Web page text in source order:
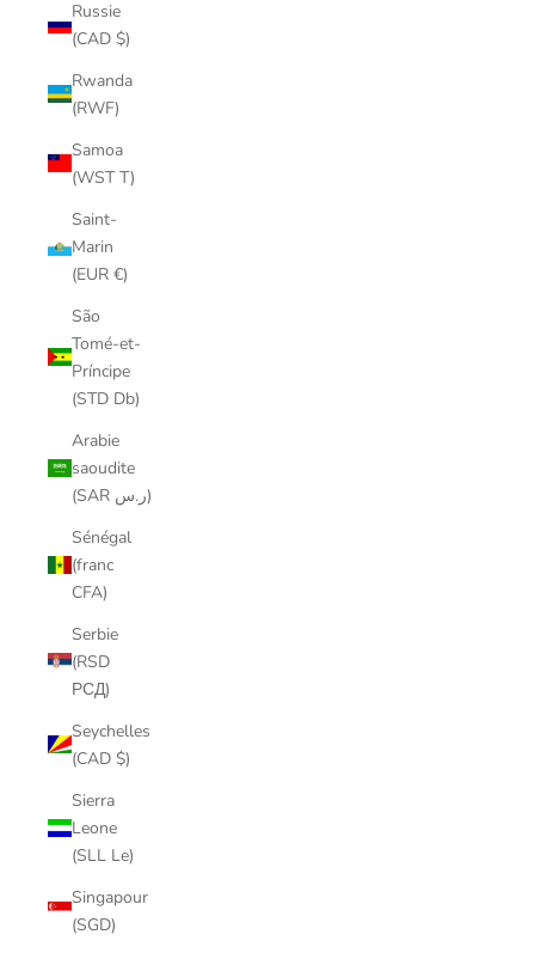
Russie
(CAD $)
Rwanda
(RWF)
Samoa
(WST T)
Saint-
Marin
(EUR €)
São
Tomé-et-
Príncipe
(STD Db)
Arabie
saoudite
(SAR ر.س)
Sénégal
(franc
CFA)
Serbie
(RSD
РСД)
Seychelles
(CAD $)
Sierra
Leone
(SLL Le)
Singapour
(SGD)